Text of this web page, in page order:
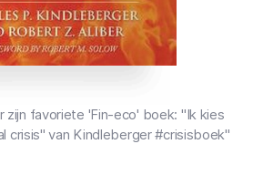
zijn favoriete 'Fin-eco' boek: "Ik kies
crisis" van Kindleberger #crisisboek"